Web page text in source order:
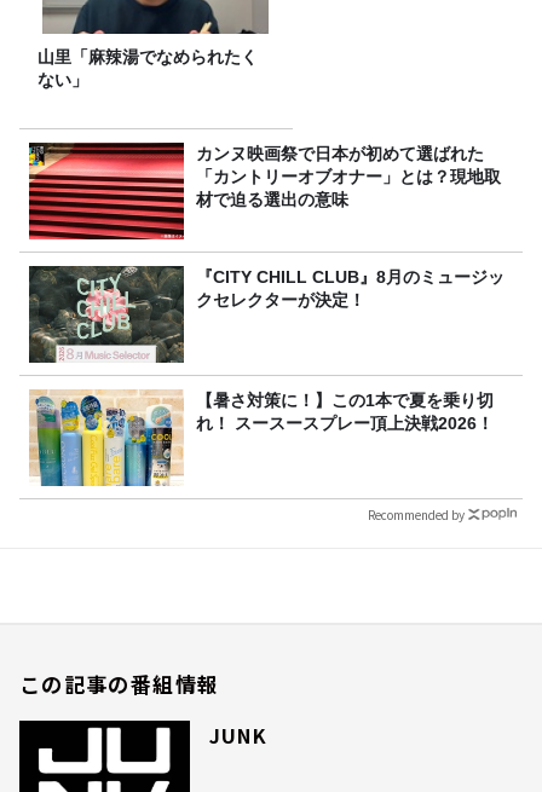
山里「麻辣湯でなめられたく
ない」
カンヌ映画祭で日本が初めて選ばれた
「カントリーオブオナー」とは？現地取
材で迫る選出の意味
『CITY CHILL CLUB』8月のミュージッ
クセレクターが決定！
【暑さ対策に！】この1本で夏を乗り切
れ！ スースースプレー頂上決戦2026！
Recommended by
この記事の番組情報
JUNK